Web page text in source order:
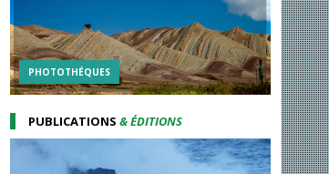
PHOTOTHÉQUES
PUBLICATIONS& ÉDITIONS